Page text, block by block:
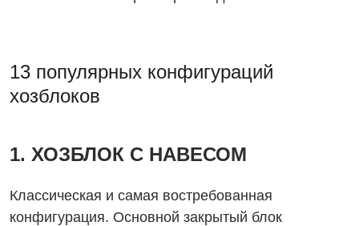
13 популярных конфигураций
хозблоков
1. ХОЗБЛОК С НАВЕСОМ
Классическая и самая востребованная
конфигурация. Основной закрытый блок